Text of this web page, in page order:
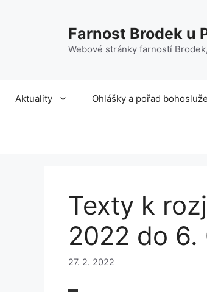
Farnost Brodek u
Webové stránky farností
Aktuality Ohlášky a pořad
Texty k
2022 do 6.
27. 2. 2022